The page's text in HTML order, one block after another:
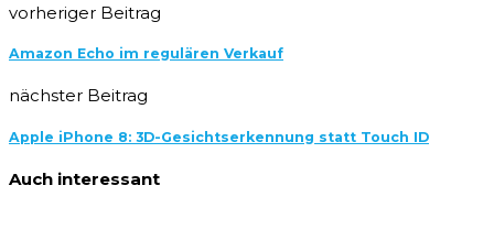
vorheriger Beitrag
Amazon Echo im regulären Verkauf
nächster Beitrag
Apple iPhone 8: 3D-Gesichtserkennung statt Touch ID
Auch interessant